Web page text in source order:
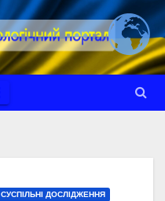
СУСПІЛЬНІ ДОСЛІДЖЕННЯ